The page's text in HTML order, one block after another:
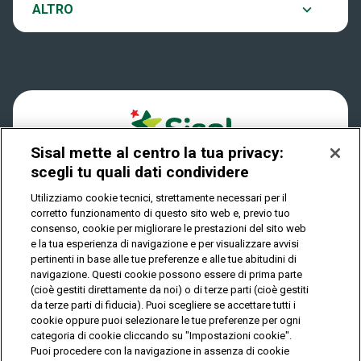
Play Your Date
Dove si gioca
Quanto si vince
Come riscuotere
ALTRO
Notifiche
Privacy
IL GIOCO È VIETATO AI MINORI E PUÒ CAUSARE
DIPENDENZA PATOLOGICA
© Copyright Sisal Italia S.p.A. - P.I. 02433760135
Privacy Cookies
Mappa
del
sito
Sisal mette al centro la tua privacy:
scegli tu quali dati condividere
Utilizziamo cookie tecnici, strettamente necessari per il
corretto funzionamento di questo sito web e, previo tuo
consenso, cookie per migliorare le prestazioni del sito web
e la tua esperienza di navigazione e per visualizzare avvisi
pertinenti in base alle tue preferenze e alle tue abitudini di
navigazione. Questi cookie possono essere di prima parte
(cioè gestiti direttamente da noi) o di terze parti (cioè gestiti
da terze parti di fiducia). Puoi scegliere se accettare tutti i
cookie oppure puoi selezionare le tue preferenze per ogni
categoria di cookie cliccando su "Impostazioni cookie".
Puoi procedere con la navigazione in assenza di cookie